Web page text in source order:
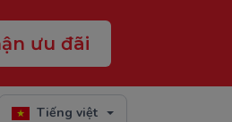
ưu đãi
Tiếng việt